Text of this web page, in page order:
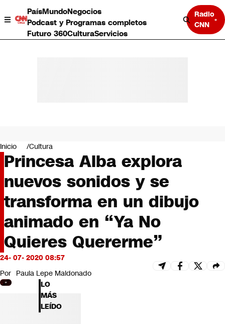
PaísMundoNegocios
Podcast y Programas completos
Futuro 360CulturaServicios
Radio
CNN
Negocios
Deportes
Programas completos
Cultura
Servicios
Bits
CNN tiempo
Futuro 360
Opinión
Inicio Cultura
Princesa Alba explora
nuevos sonidos y se
transforma en un dibujo
animado en “Ya No
Quieres Quererme”
24- 07- 2020 08:57
Por Paula Lepe Maldonado
LO
MÁS
LEÍDO